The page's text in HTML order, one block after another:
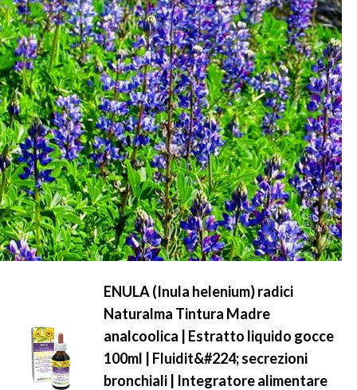
ENULA (Inula helenium) radici
Naturalma Tintura Madre
analcoolica | Estratto liquido gocce
100ml | Fluidit&#224; secrezioni
bronchiali | Integratore alimentare